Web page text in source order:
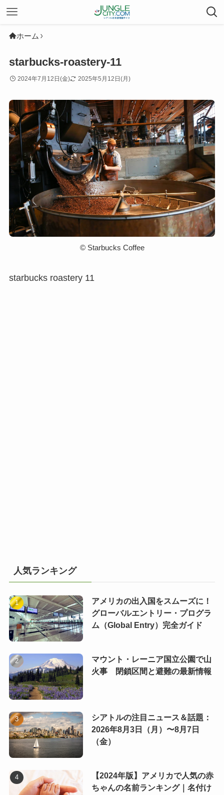
ホーム
starbucks-roastery-11
2024年7月12日(金) 2025年5月12日(月)
©︎ Starbucks Coffee
starbucks roastery 11
人気ランキング
アメリカの出入国をスムーズに！
グローバルエントリー・プログラ
ム（Global Entry）完全ガイド
マウント・レーニア国立公園で山
火事 閉鎖区間と避難の最新情報
シアトルの注目ニュース＆話題：
2026年8月3日（月）〜8月7日
（金）
【2024年版】アメリカで人気の赤
ちゃんの名前ランキング｜名付け